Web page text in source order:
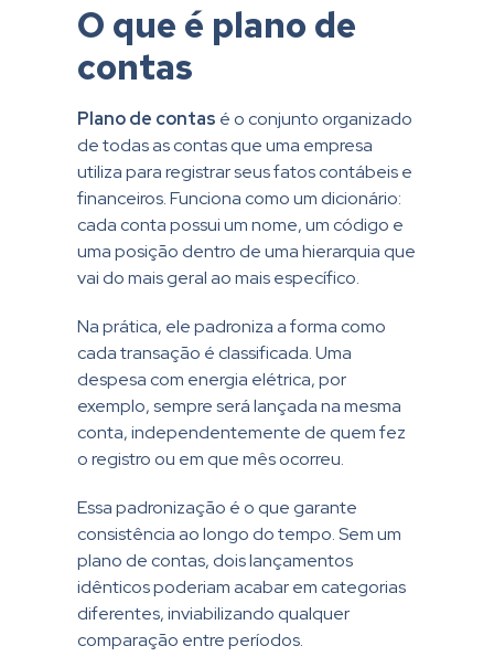
O que é plano de
contas
Plano de contas é o conjunto organizado
de todas as contas que uma empresa
utiliza para registrar seus fatos contábeis e
financeiros. Funciona como um dicionário:
cada conta possui um nome, um código e
uma posição dentro de uma hierarquia que
vai do mais geral ao mais específico.
Na prática, ele padroniza a forma como
cada transação é classificada. Uma
despesa com energia elétrica, por
exemplo, sempre será lançada na mesma
conta, independentemente de quem fez
o registro ou em que mês ocorreu.
Essa padronização é o que garante
consistência ao longo do tempo. Sem um
plano de contas, dois lançamentos
idênticos poderiam acabar em categorias
diferentes, inviabilizando qualquer
comparação entre períodos.